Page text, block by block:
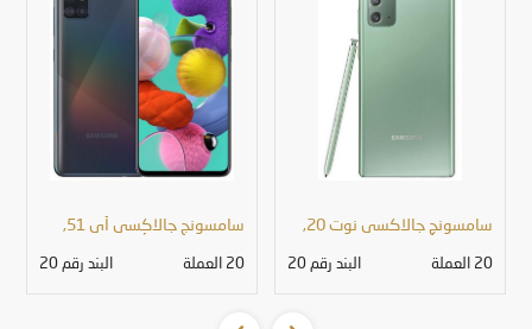
سامسونج جالاكسي أي 51,
20 العملة البند رقم 20
سامسونج جالاكسي نوت 20,
20 العملة البند رقم 20